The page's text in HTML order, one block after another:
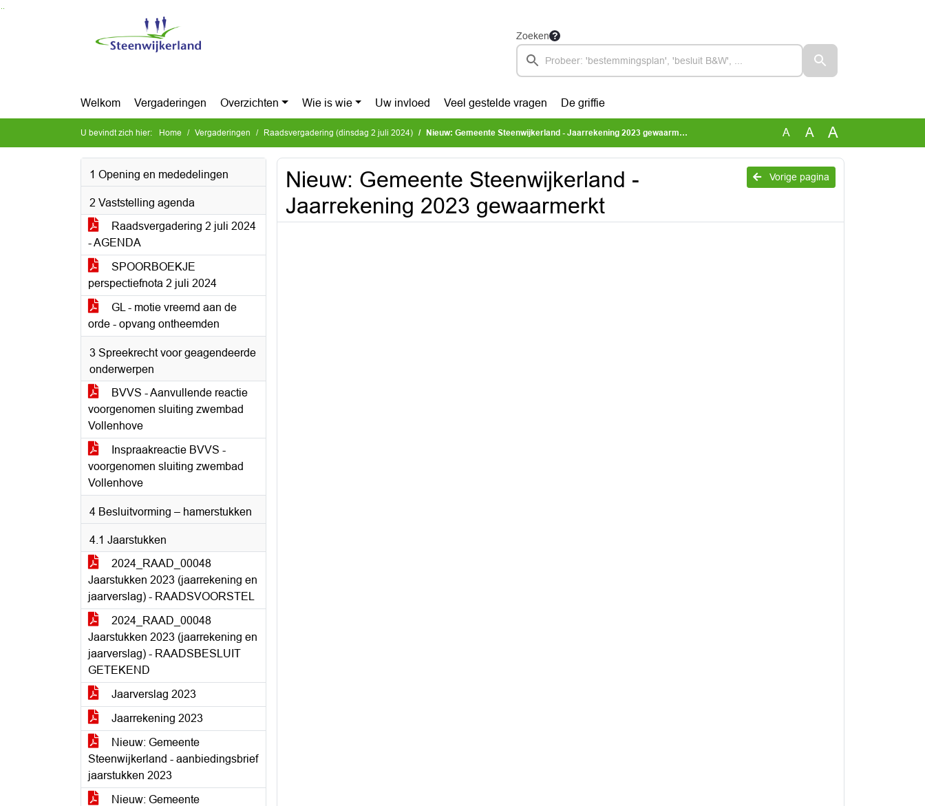
Ga naar de inhoud van deze pagina
Zoeken
Welkom Vergaderingen Overzichten Wie is wie Uw invloed Veel gestelde vragen De griffie
U bevindt zich hier: Home Vergaderingen Raadsvergadering (dinsdag 2 juli 2024) Nieuw: Gemeente Steenwijkerland - Jaarrekening 2023 gewaarmerkt A A A
1 Opening en mededelingen
2 Vaststelling agenda
Raadsvergadering 2 juli 2024
- AGENDA
SPOORBOEKJE
perspectiefnota 2 juli 2024
GL - motie vreemd aan de
orde - opvang ontheemden
3 Spreekrecht voor geagendeerde
onderwerpen
BVVS - Aanvullende reactie
voorgenomen sluiting zwembad
Vollenhove
Inspraakreactie BVVS -
voorgenomen sluiting zwembad
Vollenhove
4 Besluitvorming – hamerstukken
4.1 Jaarstukken
2024_RAAD_00048
Jaarstukken 2023 (jaarrekening en
jaarverslag) - RAADSVOORSTEL
2024_RAAD_00048
Jaarstukken 2023 (jaarrekening en
jaarverslag) - RAADSBESLUIT
GETEKEND
Jaarverslag 2023
Jaarrekening 2023
Nieuw: Gemeente
Steenwijkerland - aanbiedingsbrief
jaarstukken 2023
Nieuw: Gemeente
Vorige pagina
Nieuw: Gemeente Steenwijkerland -
Jaarrekening 2023 gewaarmerkt